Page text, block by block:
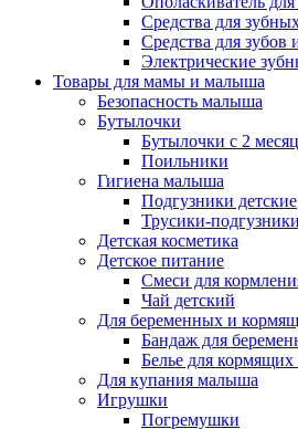
Средства для
Средства для зубов
Электрические
Товары для мамы и малыша
Безопасность малыша
Бутылочки
Бутылочки с 2
Поильники
Гигиена малыша
Подгузники детские
Трусики-
Детская косметика
Детское питание
Смеси для
Чай детский
Для беременных и
Бандаж для
Белье для
Для купания малыша
Игрушки
Погремушки